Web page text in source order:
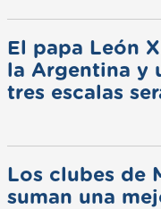
El papa León
la Argentina y
tres escalas
Los clubes de
suman una